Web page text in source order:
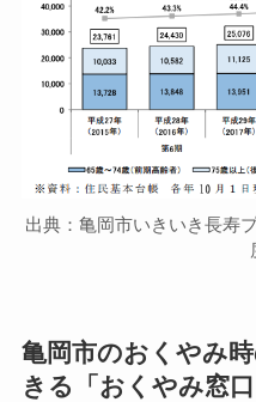
出典：亀岡市いきいき長寿
亀岡市のおくやみ
きる「おくやみ窓口